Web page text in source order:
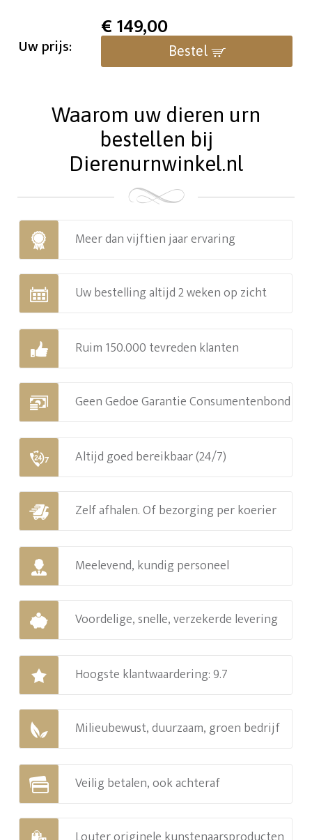
Uw prijs:
€149,00
Bestel
Waarom uw dieren urn
bestellen bij
Dierenurnwinkel.nl
Meer dan vijftien jaar ervaring
Uw bestelling altijd 2 weken op zicht
Ruim 150.000 tevreden klanten
Geen Gedoe Garantie Consumentenbond
Altijd goed bereikbaar (24/7)
Zelf afhalen. Of bezorging per koerier
Meelevend, kundig personeel
Voordelige, snelle, verzekerde levering
Hoogste klantwaardering: 9.7
Milieubewust, duurzaam, groen bedrijf
Veilig betalen, ook achteraf